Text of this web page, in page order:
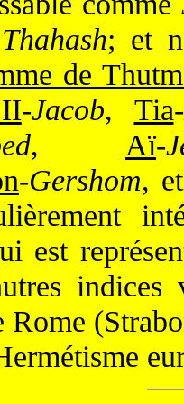
Thahash; et
de
-Jacob, Tia-
, Aï-
-Gershom,
est
indices
Rome